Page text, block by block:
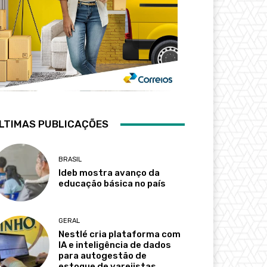
PUBLICAÇÕES
BRASIL
Ideb mostra avanço da
educação básica no país
GERAL
Nestlé cria plataforma com
IA e inteligência de dados
para autogestão de